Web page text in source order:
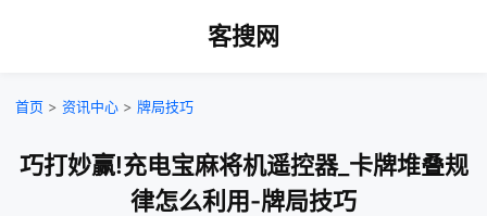
客搜网
首页 > 资讯中心 > 牌局技巧
巧打妙赢!充电宝麻将机遥控器_卡牌堆叠规
律怎么利用-牌局技巧